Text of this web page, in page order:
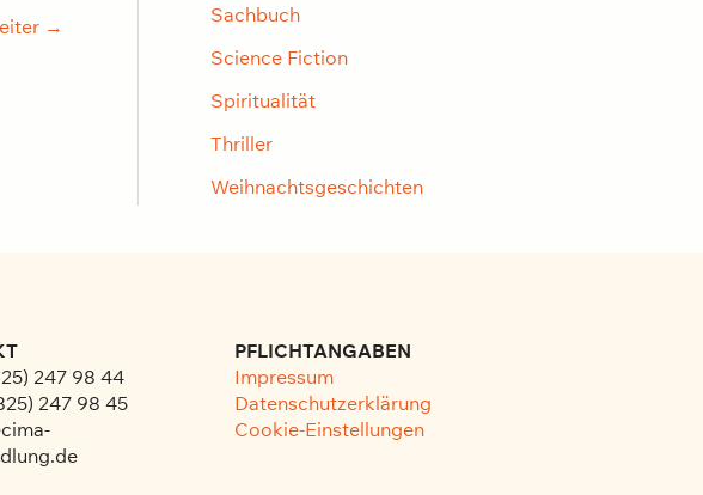
→
Sachbuch
Science Fiction
Spiritualität
Thriller
Weihnachtsgeschichten
247 98 44
247 98 45
PFLICHTANGABEN
Impressum
Datenschutzerklärung
Cookie-Einstellungen